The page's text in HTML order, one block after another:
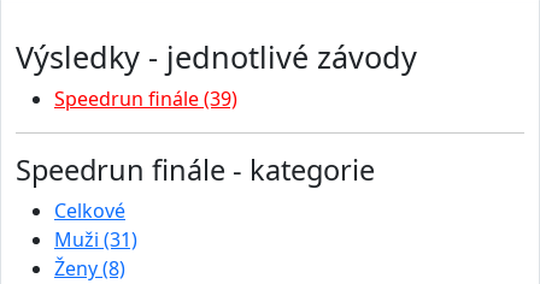
Výsledky - jednotlivé závody
Speedrun finále (39)
Speedrun finále - kategorie
Celkové
Muži (31)
Ženy (8)